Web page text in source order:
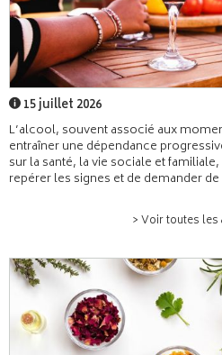
15 juillet 2026
L’alcool, souvent associé aux
entraîner une dépendance
sur la santé, la vie sociale et
repérer les signes et de demander
> Voir toutes les